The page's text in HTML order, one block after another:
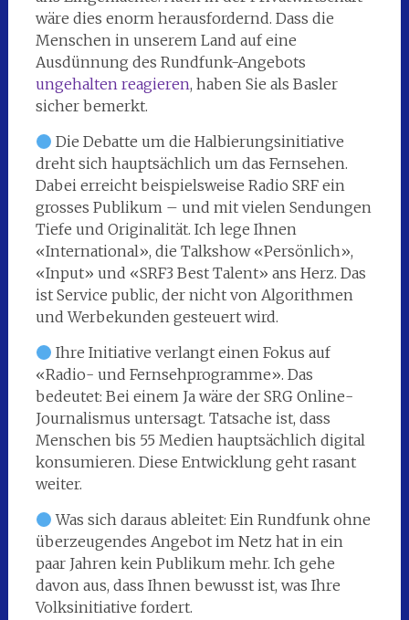
wäre dies enorm herausfordernd. Dass die
Menschen in unserem Land auf eine
Ausdünnung des Rundfunk-Angebots
ungehalten reagieren, haben Sie als Basler
sicher bemerkt.
Die Debatte um die Halbierungsinitiative
dreht sich hauptsächlich um das Fernsehen.
Dabei erreicht beispielsweise Radio SRF ein
grosses Publikum – und mit vielen Sendungen
Tiefe und Originalität. Ich lege Ihnen
«International», die Talkshow «Persönlich»,
«Input» und «SRF3 Best Talent» ans Herz. Das
ist Service public, der nicht von Algorithmen
und Werbekunden gesteuert wird.
Ihre Initiative verlangt einen Fokus auf
«Radio- und Fernsehprogramme». Das
bedeutet: Bei einem Ja wäre der SRG Online-
Journalismus untersagt. Tatsache ist, dass
Menschen bis 55 Medien hauptsächlich digital
konsumieren. Diese Entwicklung geht rasant
weiter.
Was sich daraus ableitet: Ein Rundfunk ohne
überzeugendes Angebot im Netz hat in ein
paar Jahren kein Publikum mehr. Ich gehe
davon aus, dass Ihnen bewusst ist, was Ihre
Volksinitiative fordert.